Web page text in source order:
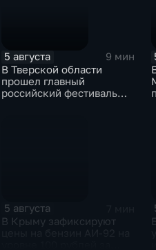
5 августа
9 мин
В Тверской области
прошел главный
российский фестиваль
5 августа
В Крыму зафиксируют